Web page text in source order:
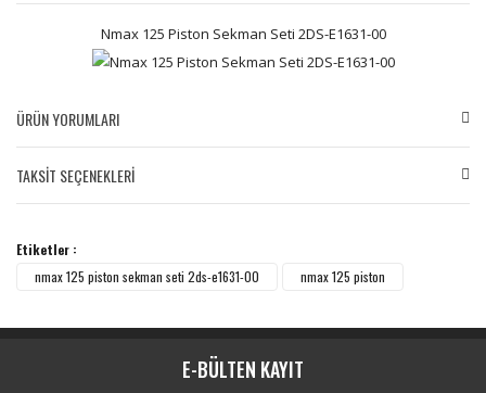
Nmax 125 Piston Sekman Seti 2DS-E1631-00
ÜRÜN YORUMLARI
TAKSİT SEÇENEKLERİ
Etiketler :
nmax 125 piston sekman seti 2ds-e1631-00
nmax 125 piston
E-BÜLTEN KAYIT